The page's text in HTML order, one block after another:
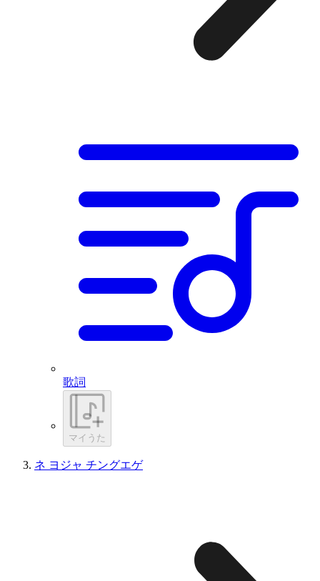
歌詞
マイうた
ネ ヨジャ チングエゲ